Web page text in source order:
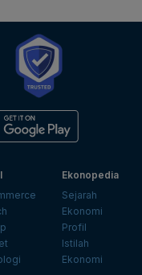
Ekonopedia
Sejarah
Ekonomi
Profil
Istilah
Ekonomi